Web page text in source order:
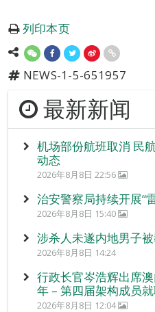
列印本页
NEWS-1-5-651957
最新新闻
机场部份航班取消 民
动态
2026年8月8日 22:56
治安警察局持续开展“
2026年8月8日 15:40
涉杀人未遂内地男子
2026年8月8日 14:24
行政长官岑浩辉出席
年 – 第四届架构成员就
2026年8月8日 12:04